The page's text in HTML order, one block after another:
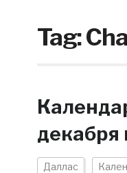
Tag:
декабря
Даллас